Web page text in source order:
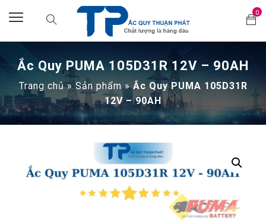
0
Ắc Quy PUMA 105D31R 12V – 90AH
Trang chủ»Sản phẩm»Ắc Quy PUMA 105D31R
12V – 90AH